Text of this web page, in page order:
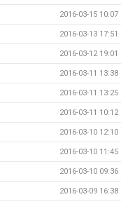
2016-03-15 10:07
2016-03-13 17:51
2016-03-12 19:01
2016-03-11 13:38
2016-03-11 13:25
2016-03-11 10:12
2016-03-10 12:10
2016-03-10 11:45
2016-03-10 09:36
2016-03-09 16:38